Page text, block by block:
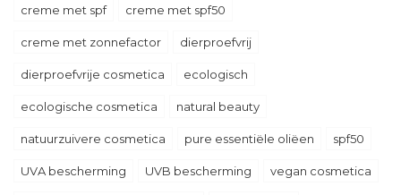
creme met spf creme met spf50
creme met zonnefactor dierproefvrij
dierproefvrije cosmetica ecologisch
ecologische cosmetica natural beauty
natuurzuivere cosmetica pure essentiële oliëen spf50
UVA bescherming UVB bescherming vegan cosmetica